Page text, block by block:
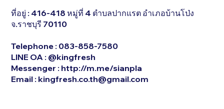
ที่อยู่ : 416-418 หมู่ที่ 4 ตำบลปากแรต อำเภอบ้านโป่ง
จ.ราชบุรี 70110
Telephone : 083-858-7580
LINE OA : @kingfresh
Messenger : http://m.me/sianpla
Email : kingfresh.co.th@gmail.com